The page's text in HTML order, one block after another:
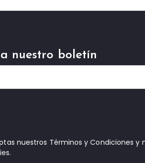
nuestro boletín
nuestros Términos y Condiciones y